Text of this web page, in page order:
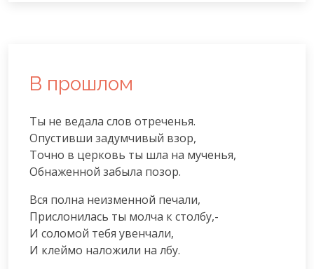
В прошлом
Ты не ведала слов отреченья.
Опустивши задумчивый взор,
Точно в церковь ты шла на мученья,
Обнаженной забыла позор.
Вся полна неизменной печали,
Прислонилась ты молча к столбу,-
И соломой тебя увенчали,
И клеймо наложили на лбу.